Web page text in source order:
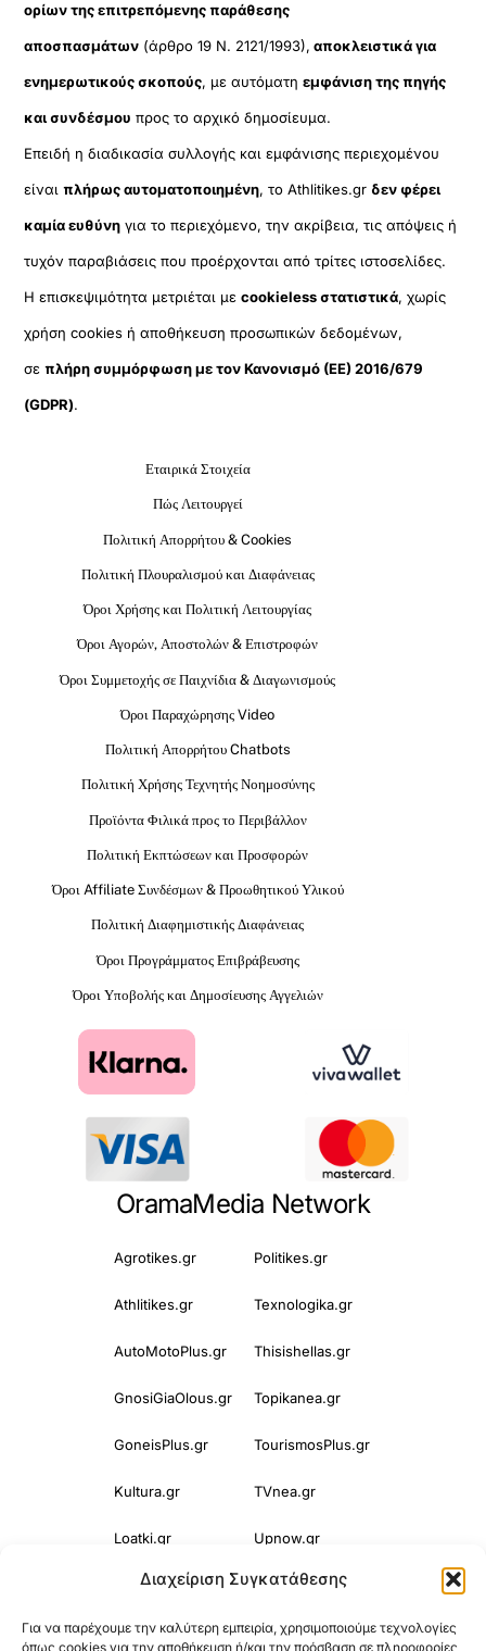
Διαχείριση Συγκατάθεσης
Για να παρέχουμε την καλύτερη εμπειρία, χρησιμοποιούμε τεχνολογίες
όπως cookies για την αποθήκευση ή/και την πρόσβαση σε πληροφορίες
ορίων της επιτρεπόμενης παράθεσης
αποσπασμάτων (άρθρο 19 Ν. 2121/1993), αποκλειστικά για
ενημερωτικούς σκοπούς, με αυτόματηεμφάνιση της πηγής
και συνδέσμου προς το αρχικό δημοσίευμα.
Επειδή η διαδικασία συλλογής και εμφάνισης περιεχομένου
είναιπλήρως αυτοματοποιημένη, το Athlitikes.gr δεν φέρει
καμία ευθύνη για το περιεχόμενο, την ακρίβεια, τις απόψεις ή
τυχόν παραβιάσεις που προέρχονται από τρίτες ιστοσελίδες.
Η επισκεψιμότητα μετριέται μεcookieless στατιστικά, χωρίς
χρήση cookies ή αποθήκευση προσωπικών δεδομένων,
σεπλήρη συμμόρφωση με τον Κανονισμό (ΕΕ) 2016/679
(GDPR).
Εταιρικά Στοιχεία
Πώς Λειτουργεί
Πολιτική Απορρήτου & Cookies
Πολιτική Πλουραλισμού και Διαφάνειας
Όροι Χρήσης και Πολιτική Λειτουργίας
Όροι Αγορών, Αποστολών & Επιστροφών
Όροι Συμμετοχής σε Παιχνίδια & Διαγωνισμούς
Όροι Παραχώρησης Video
Πολιτική Απορρήτου Chatbots
Πολιτική Χρήσης Τεχνητής Νοημοσύνης
Προϊόντα Φιλικά προς το Περιβάλλον
Πολιτική Εκπτώσεων και Προσφορών
Όροι Affiliate Συνδέσμων & Προωθητικού Υλικού
Πολιτική Διαφημιστικής Διαφάνειας
Όροι Προγράμματος Επιβράβευσης
Όροι Υποβολής και Δημοσίευσης Αγγελιών
OramaMedia Network
Agrotikes.gr Politikes.gr
Athlitikes.gr Texnologika.gr
AutoMotoPlus.gr Thisishellas.gr
GnosiGiaOlous.gr Topikanea.gr
GoneisPlus.gr TourismosPlus.gr
Kultura.gr TVnea.gr
Loatki.gr Upnow.gr
Loveis.gr VresSyntages.gr
ModernaGynaika.gr Xristianika.gr